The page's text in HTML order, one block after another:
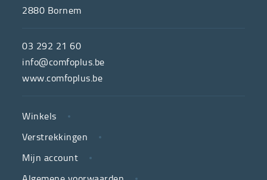
de
hulpmiddelenwinkel
van
neutrale
ziekenfondsen,
is
2880 Bornem
03 292 21 60
info@comfoplus.be
www.comfoplus.be
LINKS
Winkels
Verstrekkingen
Mijn account